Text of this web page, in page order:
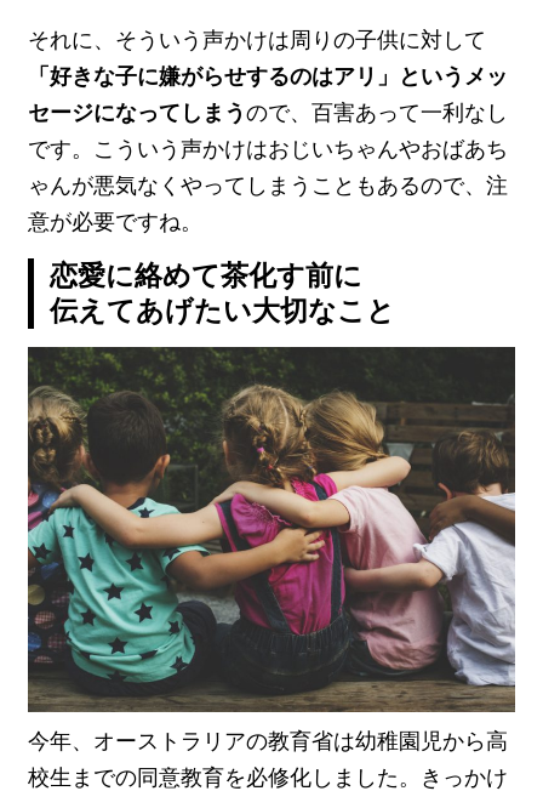
それに、そういう声かけは周りの子供に対して
「好きな子に嫌がらせするのはアリ」というメッ
セージになってしまうので、百害あって一利なし
です。こういう声かけはおじいちゃんやおばあち
ゃんが悪気なくやってしまうこともあるので、注
意が必要ですね。
恋愛に絡めて茶化す前に
伝えてあげたい大切なこと
今年、オーストラリアの教育省は幼稚園児から高
校生までの同意教育を必修化しました。きっかけ